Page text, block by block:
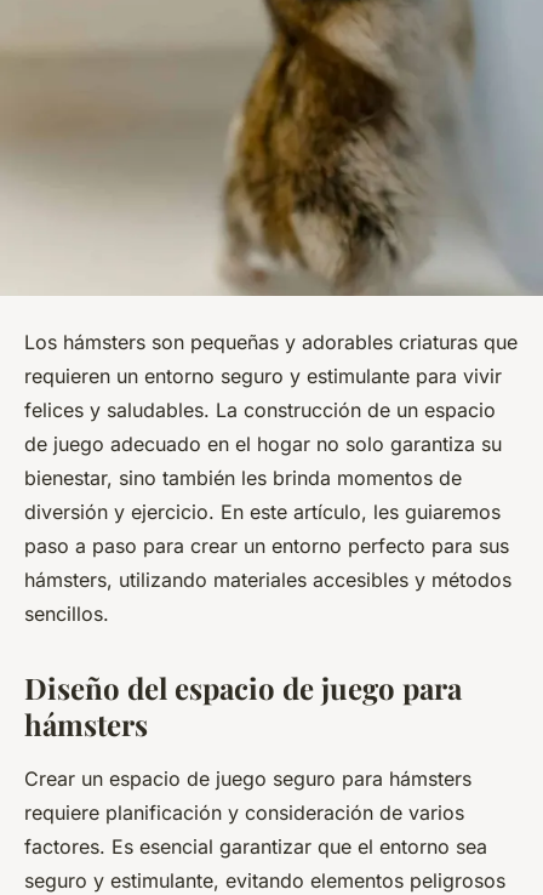
Los hámsters son pequeñas y adorables criaturas que
requieren un entorno seguro y estimulante para vivir
felices y saludables. La construcción de un espacio
de juego adecuado en el hogar no solo garantiza su
bienestar, sino también les brinda momentos de
diversión y ejercicio. En este artículo, les guiaremos
paso a paso para crear un entorno perfecto para sus
hámsters, utilizando materiales accesibles y métodos
sencillos.
Diseño del espacio de juego para
hámsters
Crear un espacio de juego seguro para hámsters
requiere planificación y consideración de varios
factores. Es esencial garantizar que el entorno sea
seguro y estimulante, evitando elementos peligrosos